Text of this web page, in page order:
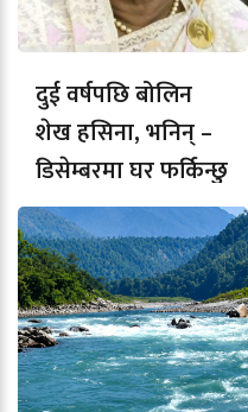
दुई वर्षपछि बोलिन
शेख हसिना, भनिन् –
डिसेम्बरमा घर फर्किन्छु